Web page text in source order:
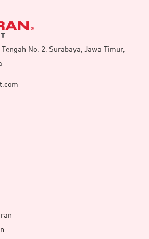
No. 2, Surabaya, Jawa Timur,